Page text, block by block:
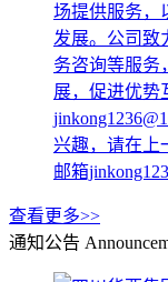
场提供服务，
发展。公司致
务咨询等服务
展，促进优势
兴趣，请在上
邮箱
查看更多>>
通知公告